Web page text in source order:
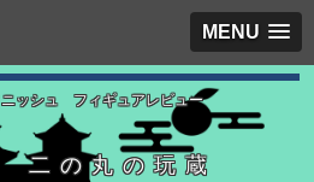
MENU
ッシュ フィギュアレビュー
二の丸の玩蔵